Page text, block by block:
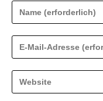
Gib
deinen
Namen
oder
Benutzernamen
zum
ein
Gib
deine
E-
Mail-
Adresse
zum
Gib
deine
Website-